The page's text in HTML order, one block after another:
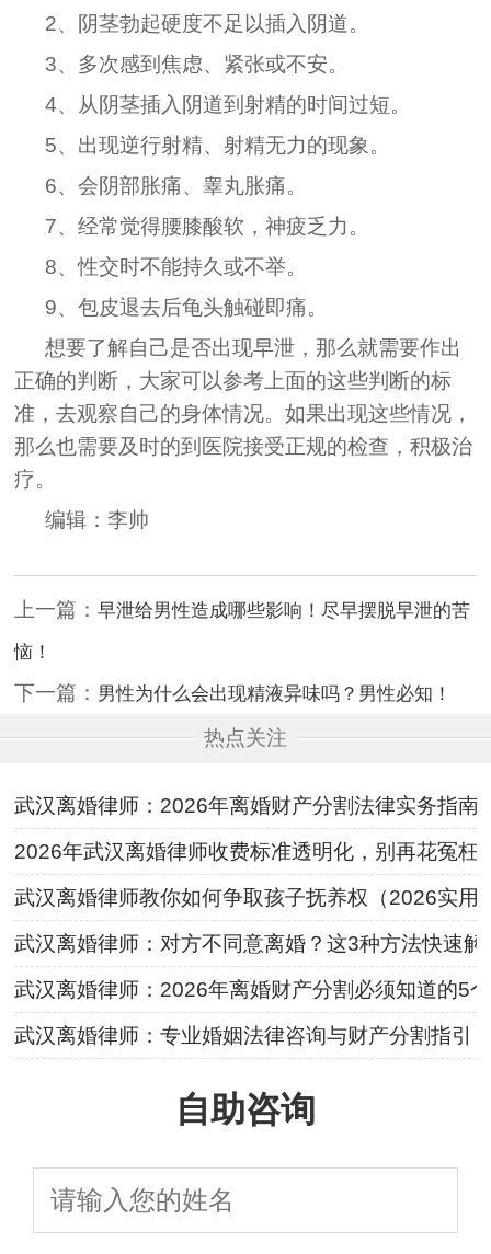
2、阴茎勃起硬度不足以插入阴道。
3、多次感到焦虑、紧张或不安。
4、从阴茎插入阴道到射精的时间过短。
5、出现逆行射精、射精无力的现象。
6、会阴部胀痛、睾丸胀痛。
7、经常觉得腰膝酸软，神疲乏力。
8、性交时不能持久或不举。
9、包皮退去后龟头触碰即痛。
想要了解自己是否出现早泄，那么就需要作出
正确的判断，大家可以参考上面的这些判断的标
准，去观察自己的身体情况。如果出现这些情况，
那么也需要及时的到医院接受正规的检查，积极治
疗。
编辑：李帅
上一篇：早泄给男性造成哪些影响！尽早摆脱早泄的苦
恼！
下一篇： 男性为什么会出现精液异味吗？男性必知！
热点关注
武汉离婚律师：2026年离婚财产分割法律实务指南
2026年武汉离婚律师收费标准透明化，别再花冤枉
武汉离婚律师教你如何争取孩子抚养权（2026实用
武汉离婚律师：对方不同意离婚？这3种方法快速解
武汉离婚律师：2026年离婚财产分割必须知道的5
武汉离婚律师：专业婚姻法律咨询与财产分割指引
自助咨询